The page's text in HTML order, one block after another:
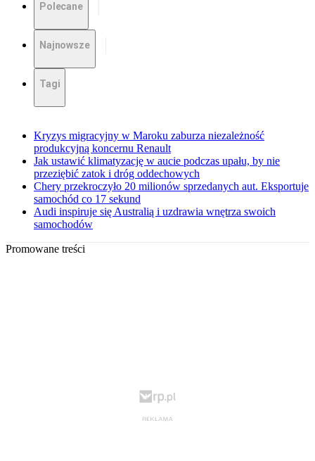
Polecane
Najnowsze
Tagi
Kryzys migracyjny w Maroku zaburza niezależność
produkcyjną koncernu Renault
Jak ustawić klimatyzację w aucie podczas upału, by nie
przeziębić zatok i dróg oddechowych
Chery przekroczyło 20 milionów sprzedanych aut. Eksportuje
samochód co 17 sekund
Audi inspiruje się Australią i uzdrawia wnętrza swoich
samochodów
Promowane treści